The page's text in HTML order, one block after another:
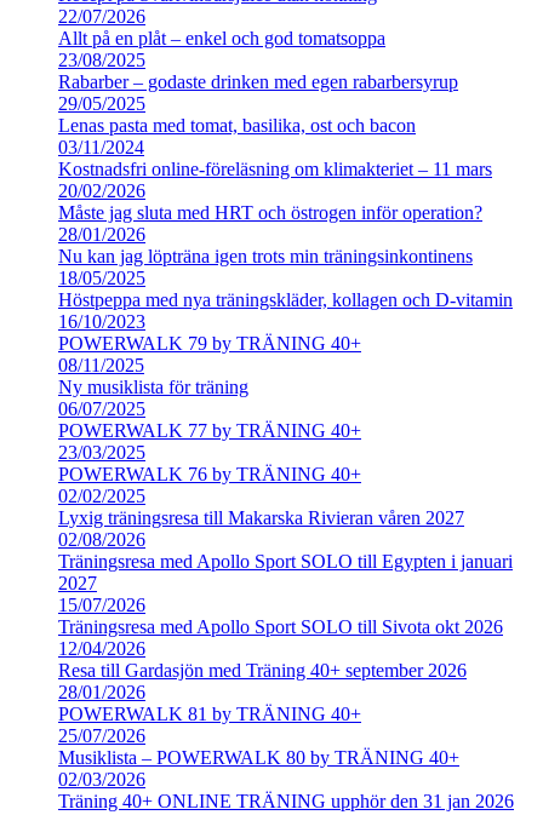
22/07/2026
Allt på en plåt – enkel och god tomatsoppa
23/08/2025
Rabarber – godaste drinken med egen rabarbersyrup
29/05/2025
Lenas pasta med tomat, basilika, ost och bacon
03/11/2024
Kostnadsfri online-föreläsning om klimakteriet – 11 mars
20/02/2026
Måste jag sluta med HRT och östrogen inför operation?
28/01/2026
Nu kan jag löpträna igen trots min träningsinkontinens
18/05/2025
Höstpeppa med nya träningskläder, kollagen och D-vitamin
16/10/2023
POWERWALK 79 by TRÄNING 40+
08/11/2025
Ny musiklista för träning
06/07/2025
POWERWALK 77 by TRÄNING 40+
23/03/2025
POWERWALK 76 by TRÄNING 40+
02/02/2025
Lyxig träningsresa till Makarska Rivieran våren 2027
02/08/2026
Träningsresa med Apollo Sport SOLO till Egypten i januari
2027
15/07/2026
Träningsresa med Apollo Sport SOLO till Sivota okt 2026
12/04/2026
Resa till Gardasjön med Träning 40+ september 2026
28/01/2026
POWERWALK 81 by TRÄNING 40+
25/07/2026
Musiklista – POWERWALK 80 by TRÄNING 40+
02/03/2026
Träning 40+ ONLINE TRÄNING upphör den 31 jan 2026